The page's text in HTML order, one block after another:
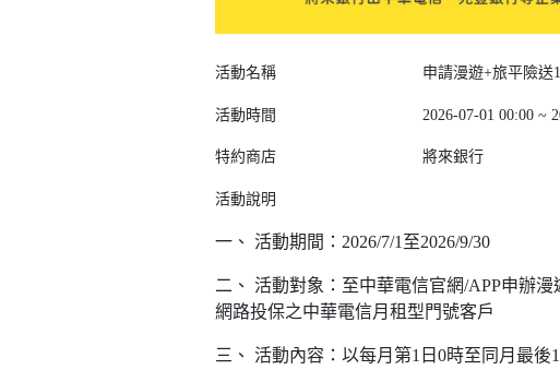
活動名稱 申請漫遊+旅平險送
活動時間 2026-07-01 00:00 ~
特約商店 將來銀行
活動說明
一、 活動期間：2026/7/1至2026/9/30
二、 活動對象：至中華電信官網/APP申辦
網路投保之中華電信月租型門號客戶
三、 活動內容：以每月第1日0時至同月最後